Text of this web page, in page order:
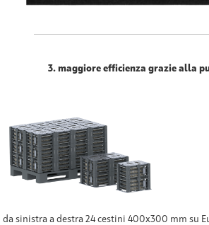
3. maggiore efficienza grazie alla
da sinistra a destra 24 cestini 400x300 mm su